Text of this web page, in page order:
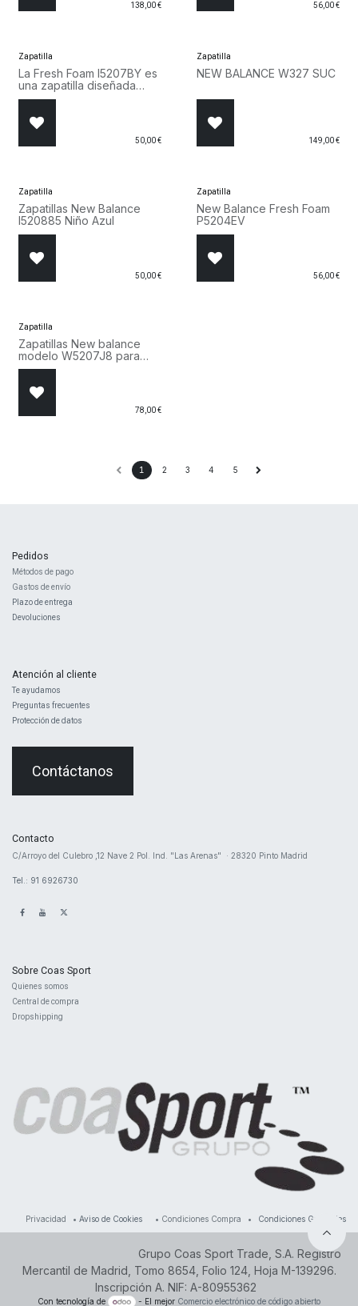
138,00€ 56,00€
Zapatilla
La Fresh Foam I5207BY es
una zapatilla diseñada
para el uso diario, ya sea
juego.
50,00€
Zapatilla
NEW BALANCE W327 SUC
149,00€
Zapatilla
Zapatillas New Balance
I520885 Niño Azul
50,00€
Zapatilla
New Balance Fresh Foam
P5204EV
56,00€
Zapatilla
Zapatillas New balance
modelo W5207J8 para
Mujer en color beige.
78,00€
1 2 3 4 5
Pedidos
Métodos de pago
Gastos de envío
Plazo de entrega
Devoluciones
Atención al cliente
Te ayudamos
Preguntas frecuentes
Protección de datos
Contáctanos
Contacto
​C/Arroyo del Culebro ,12 Nave 2 ​Pol. Ind. "Las Arenas" · 28320 Pinto Madrid
Tel.: 91 6926730
Sobre Coas Sport
Quienes ​somos
Central de compra
Dropshipping
Privacidad • Aviso de Cookies • Condiciones Compra • Condiciones Generales
Grupo Coas Sport Trade, S.A. Registro
Mercantil de Madrid, Tomo 8654, Folio 124, Hoja M-139296.
Inscripción A. NIF: A-80955362
Con tecnología de - El mejor Comercio electrónico de código abierto